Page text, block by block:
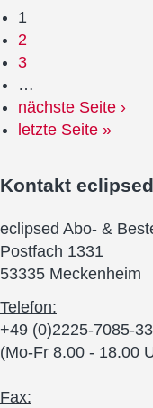
1
2
3
…
nächste Seite ›
letzte Seite »
Kontakt eclipsed
eclipsed Abo- &
Postfach 1331
53335 Meckenheim
Telefon:
+49 (0)2225-7085-
(Mo-Fr 8.00 - 18.00
Fax: